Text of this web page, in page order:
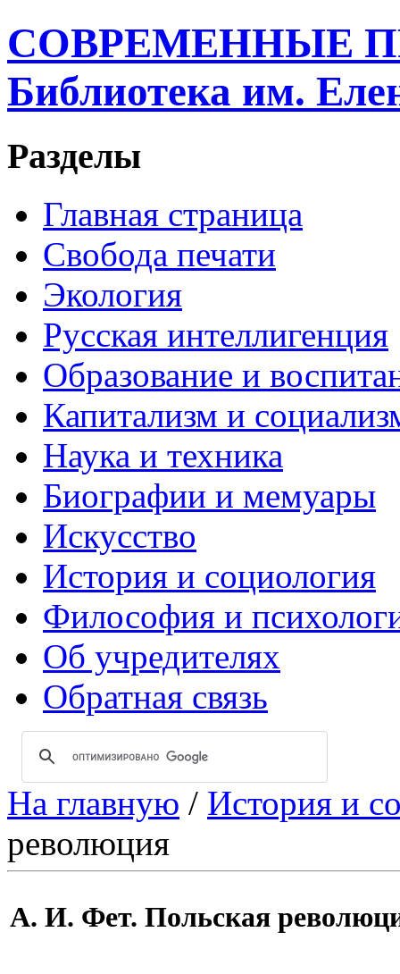
СОВРЕМЕННЫЕ
Библиотека им.
Разделы
Главная страница
Свобода печати
Экология
Русская интеллигенция
Образование и
Капитализм и
Наука и техника
Биографии и мемуары
Искусство
История и социология
Философия и
Об учредителях
Обратная связь
На главную / История и
революция
А. И. Фет. Польская